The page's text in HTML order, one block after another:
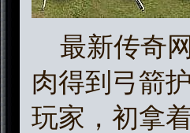
最新传奇
肉得到弓箭
玩家，初拿